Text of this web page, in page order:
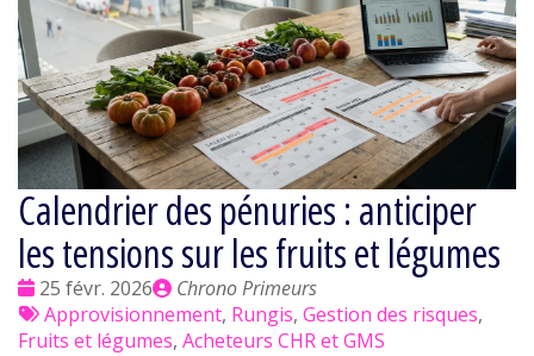
Calendrier des pénuries : anticiper
les tensions sur les fruits et légumes
Date
:
25 févr. 2026
Publié
par
Chrono Primeurs
Tags
:
Approvisionnement, Rungis, Gestion des risques,
Fruits et légumes, Acheteurs CHR et GMS